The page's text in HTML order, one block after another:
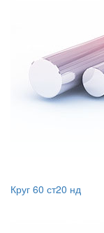
Круг 60 ст20 нд